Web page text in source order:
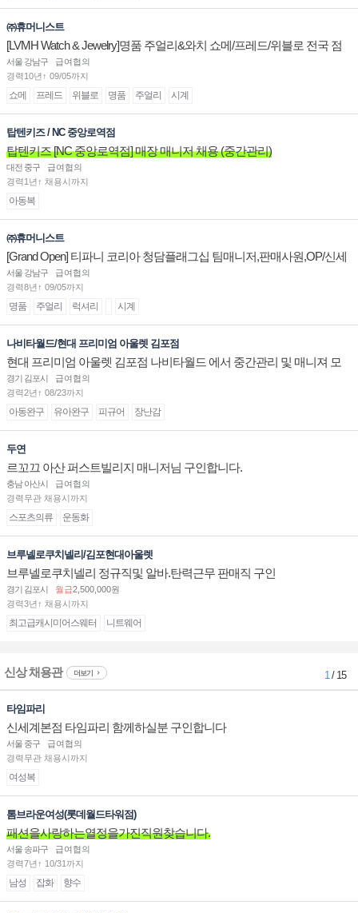
㈜휴머니스트
[LVMH Watch & Jewelry]명품 주얼리&와치 쇼메/프레드/위블로 전국 점
장/부점장/판매사원 채용
서울 강남구
급여협의
경력10년↑ 09/05까지
쇼메 프레드 위블로 명품 주얼리 시계
탑텐키즈 / NC 중앙로역점
탑텐키즈 [NC 중앙로역점] 매장 매니저 채용 (중간관리)
대전 중구
급여협의
경력1년↑ 채용시까지
아동복
㈜휴머니스트
[Grand Open] 티파니 코리아 청담플래그십 팀매니저,판매사원,OP/신세
계대전 판매사원 채용
서울 강남구
급여협의
경력8년↑ 09/05까지
명품 주얼리 럭셔리 시계
나비타월드/현대 프리미엄 아울렛 김포점
현대 프리미엄 아울렛 김포점 나비타월드 에서 중간관리 및 매니져 모
십니다.
경기 김포시
급여협의
경력2년↑ 08/23까지
아동완구 유아완구 피규어 장난감
두연
르꼬끄 아산 퍼스트빌리지 매니저님 구인합니다.
충남 아산시
급여협의
경력무관 채용시까지
스포츠의류 운동화
브루넬로쿠치넬리/김포현대아울렛
브루넬로쿠치넬리 정규직및 알바.탄력근무 판매직 구인
경기 김포시 월급2,500,000원
경력3년↑ 채용시까지
최고급캐시미어스웨터 니트웨어
신상 채용관 더보기 1/ 15
타임파리
신세계본점 타임파리 함께하실분 구인합니다
서울 중구
급여협의
경력무관 채용시까지
여성복
톰브라운여성(롯데월드타워점)
패션을사랑하는열정을가진직원찾습니다.
서울 송파구
급여협의
경력7년↑ 10/31까지
남성 잡화 향수